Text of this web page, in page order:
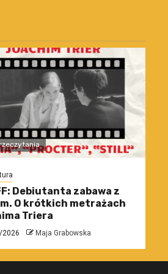
Debiutanta zabawa z
O krótkich metrażach
Triera
2026 Maja Grabowska